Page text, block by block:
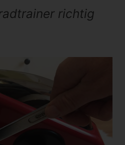
richtig